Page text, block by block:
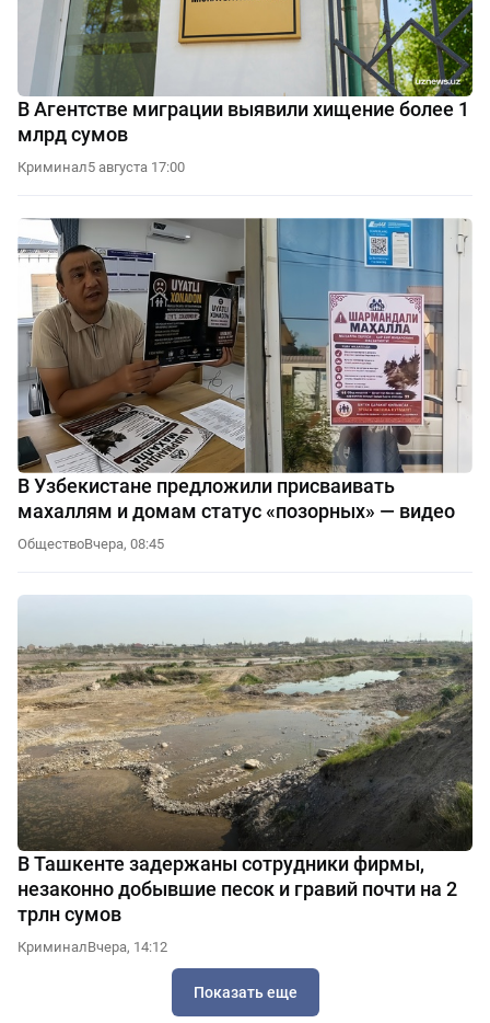
В Агентстве миграции выявили хищение более 1
млрд сумов
Криминал5 августа 17:00
В Узбекистане предложили присваивать
махаллям и домам статус «позорных» — видео
ОбществоВчера, 08:45
В Ташкенте задержаны сотрудники фирмы,
незаконно добывшие песок и гравий почти на 2
трлн сумов
КриминалВчера, 14:12
Показать еще